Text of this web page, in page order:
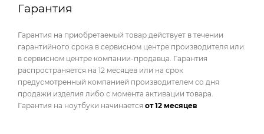
Гарантия
Гарантия на приобретаемый товар действует в течении
гарантийного срока в сервисном центре производителя или
в сервисном центре компании-продавца. Гарантия
распространяется на 12 месяцев или на срок
предусмотренный компанией производителем со дня
продажи изделия либо с момента активации товара.
Гарантия на ноутбуки начинается от 12 месяцев